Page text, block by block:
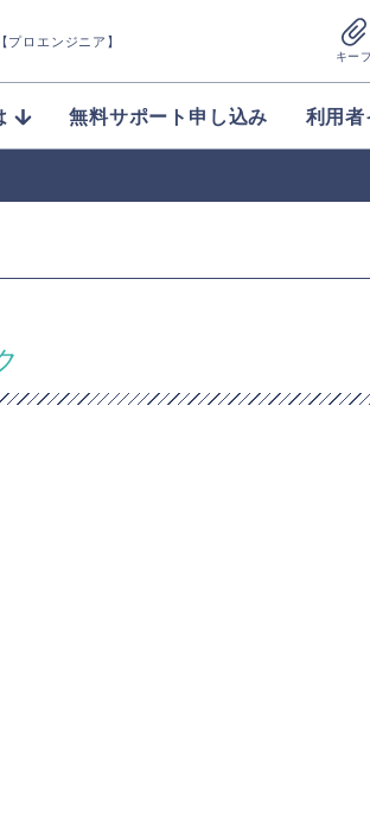
ロエンジニア】
キー
無料サポート申し込み 利用